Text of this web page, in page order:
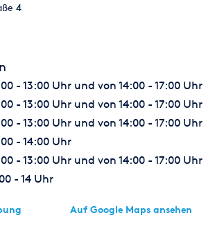
Kupfer
Ø 3,0 &plusm; 0,1 mm
gestreift
IEC Kabel 3 Meter
einfach MIETEN
25 jährige Erfahrung im Eventbereich
zu planen und durchzuführen.
haben oder eine Komplettlösung für
4
- 13:00 Uhr und von 14:00 - 17:00 Uhr
- 13:00 Uhr und von 14:00 - 17:00 Uhr
- 13:00 Uhr und von 14:00 - 17:00 Uhr
- 14:00 Uhr
- 13:00 Uhr und von 14:00 - 17:00 Uhr
- 14 Uhr
Auf Google Maps ansehen